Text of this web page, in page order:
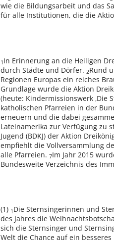
wie die Bildungsarbeit und das
für alle Institutionen, die die
1 In Erinnerung an die Heiligen
durch Städte und Dörfer. 2Rund
Regionen Europas ein reiches
Grundlage wurde die Aktion
(heute: Kindermissionswerk ‚Die
katholischen Pfarreien in der
erneuern und die dabei
Lateinamerika zur Verfügung zu
Jugend (BDKJ) der Aktion
empfiehlt die Vollversammlung
alle Pfarreien. 7Im Jahr 2015
Bundesweite Verzeichnis des
(1) 1 Die Sternsingerinnen und
des Jahres die
sich die Sternsinger und
Welt die Chance auf ein